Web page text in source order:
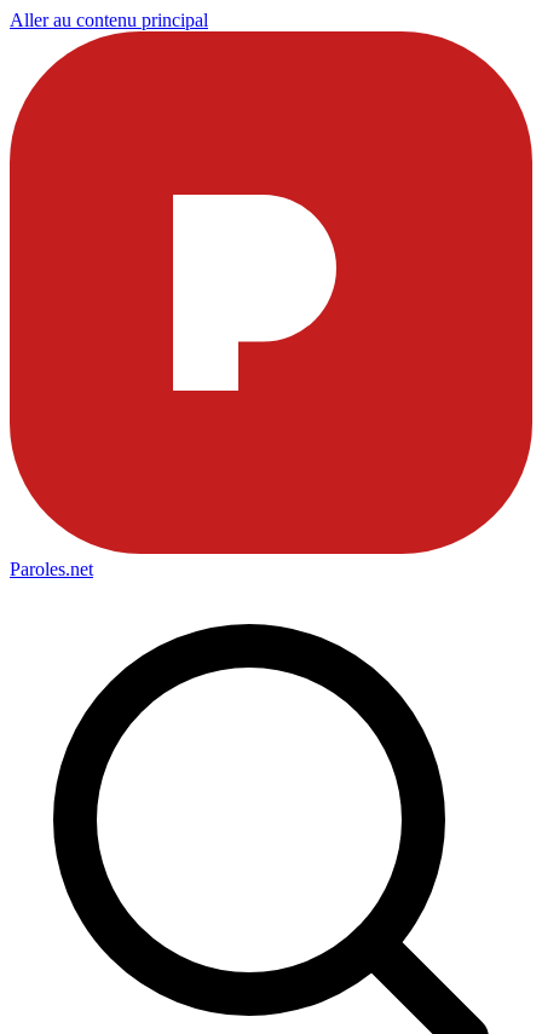
Aller au contenu principal
Paroles.net